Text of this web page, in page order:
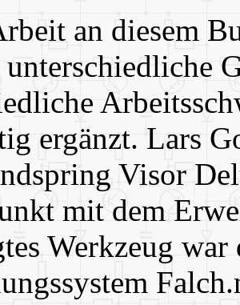
an diesem
ergänzt. Lars
Visor
mit dem
Werkzeug war